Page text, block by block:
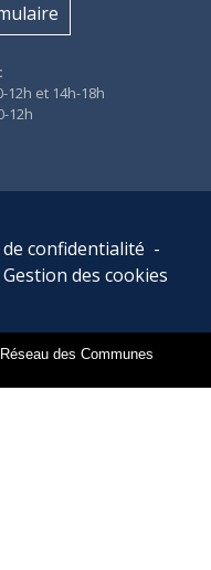
:
12h et 14h-18h
12h
confidentialité -
Gestion des cookies
des Communes